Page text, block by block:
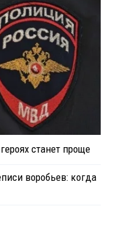
станет проще
воробьев: когда